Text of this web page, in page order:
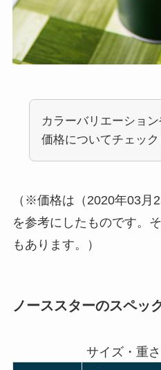
カラーバリエーション
価格についてチェック
（※価格は（2020年03月
を参考にしたものです。
もあります。）
ノーススターのスペッ
サイズ・重